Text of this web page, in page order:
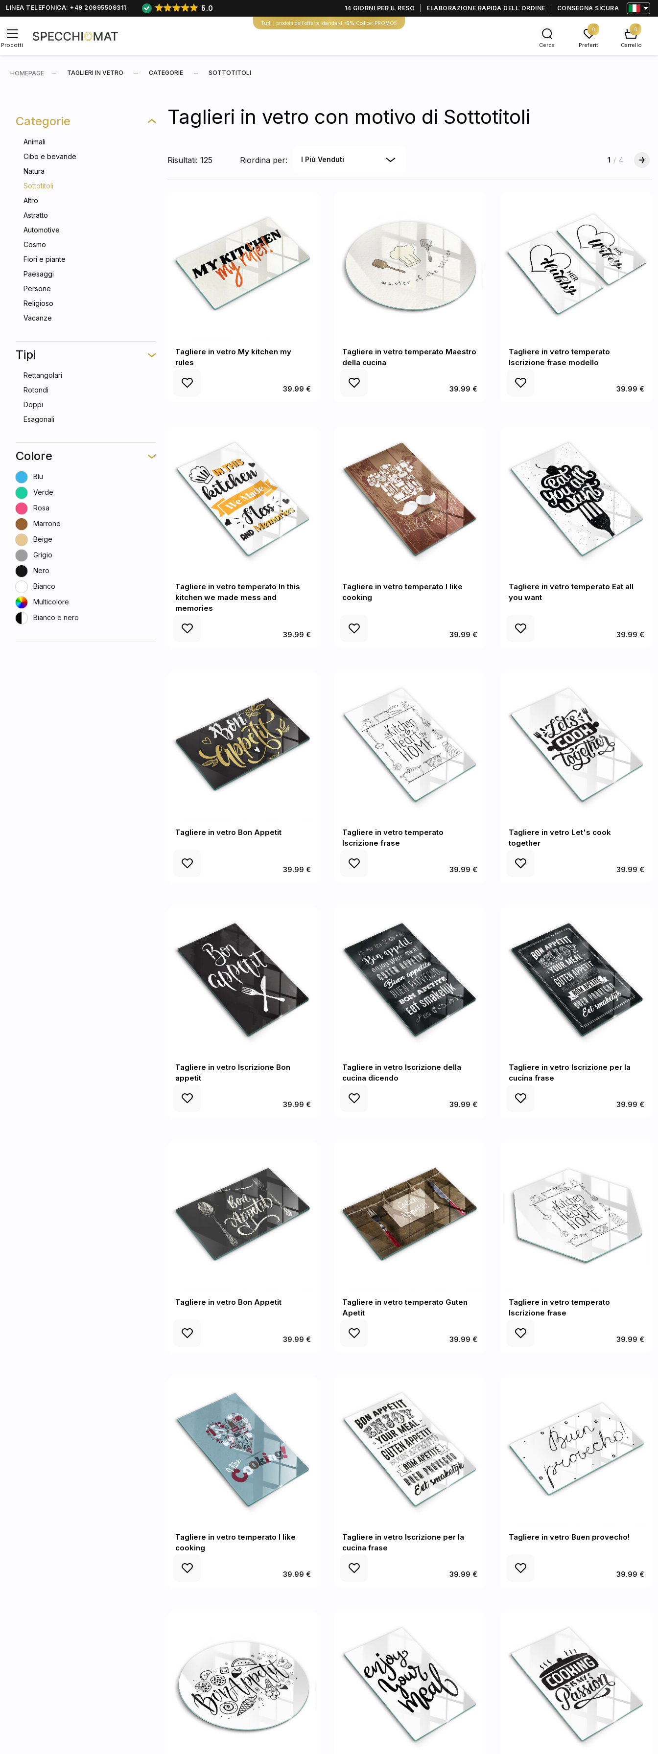
LINEA TELEFONICA: +49 20995509311 5.0 14 GIORNI PER IL RESO ELABORAZIONE RAPIDA DELL΄ORDINE CONSEGNA SICURA
Tutti i prodotti dell'offerta standard -5% Codice: PROMO5
Prodotti Cerca
0
Preferiti
0
Carrello
HOMEPAGE TAGLIERI IN VETRO CATEGORIE SOTTOTITOLI
Categorie
Animali
Cibo e bevande
Natura
Sottotitoli
Altro
Astratto
Automotive
Cosmo
Fiori e piante
Paesaggi
Persone
Religioso
Vacanze
Tipi
Rettangolari
Rotondi
Doppi
Esagonali
Colore
Blu
Verde
Rosa
Marrone
Beige
Grigio
Nero
Bianco
Multicolore
Bianco e nero
Taglieri in vetro con motivo di Sottotitoli
Risultati: 125 Riordina per: I Più Venduti 1 / 4
Tagliere in vetro My kitchen my
rules
39.99 €
Tagliere in vetro temperato Maestro
della cucina
39.99 €
Tagliere in vetro temperato
Iscrizione frase modello
39.99 €
Tagliere in vetro temperato In this
kitchen we made mess and
memories
39.99 €
Tagliere in vetro temperato I like
cooking
39.99 €
Tagliere in vetro temperato Eat all
you want
39.99 €
Tagliere in vetro Bon Appetit
39.99 €
Tagliere in vetro temperato
Iscrizione frase
39.99 €
Tagliere in vetro Let's cook
together
39.99 €
Tagliere in vetro Iscrizione Bon
appetit
39.99 €
Tagliere in vetro Iscrizione della
cucina dicendo
39.99 €
Tagliere in vetro Iscrizione per la
cucina frase
39.99 €
Tagliere in vetro Bon Appetit
39.99 €
Tagliere in vetro temperato Guten
Apetit
39.99 €
Tagliere in vetro temperato
Iscrizione frase
39.99 €
Tagliere in vetro temperato I like
cooking
39.99 €
Tagliere in vetro Iscrizione per la
cucina frase
39.99 €
Tagliere in vetro Buen provecho!
39.99 €